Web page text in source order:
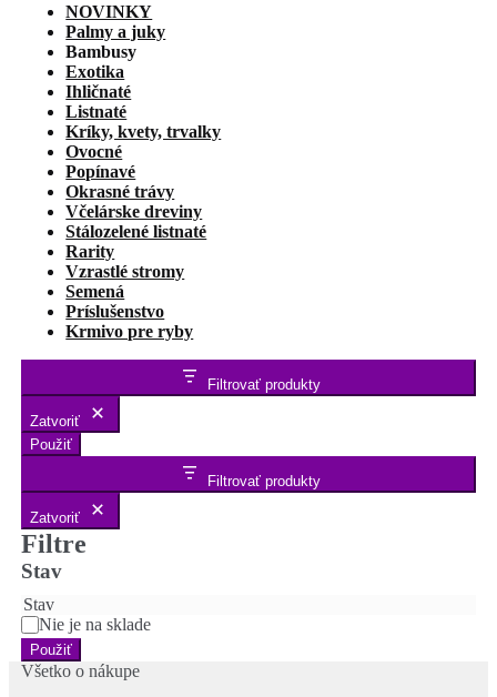
NOVINKY
Palmy a juky
Bambusy
Exotika
Ihličnaté
Listnaté
Kríky, kvety, trvalky
Ovocné
Popínavé
Okrasné trávy
Včelárske dreviny
Stálozelené listnaté
Rarity
Vzrastlé stromy
Semená
Príslušenstvo
Krmivo pre ryby
Filtrovať produkty
Zatvoriť
Použiť
Filtrovať produkty
Zatvoriť
Filtre
Stav
Stav
Nie je na sklade
Použiť
Všetko o nákupe